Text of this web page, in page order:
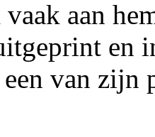
aan
en
een van